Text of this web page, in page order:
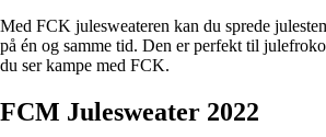
Med FCK julesweateren kan du sprede
på én og samme tid. Den er perfekt til
du ser kampe med FCK.
FCM Julesweater 2022